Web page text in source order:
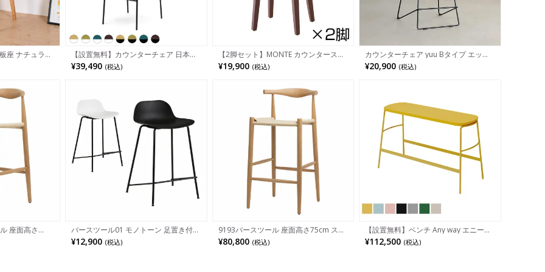
座 ナチュラル
チェア オシャ
【設置無料】カウンターチェア 日本製
プラス DC-WF 布張り ハイチェア 背も
たれ付き バーチェア おしゃれ ミーティ
¥39,490 (税込)
【2脚セット】MONTE カウンタースツ
ール 天然木 ソフトレザー 丸型 カウン
ターチェア
¥19,900 (税込)
カウンターチェア yuu Bタイプ エッグ
チェア 布張り ダイニングチェア おしゃ
れ ハイチェア CRASH クラッシュプロ
¥20,900 (税込)
座面高さ
デザイン レ
バースツール01 モノトーン 足置き付き
アジャスター付き ローバック ポリプロ
ピレン カウンターチェア バーチェア ハ
¥12,900 (税込)
9193バースツール 座面高さ75cm スカ
ンディナヴィアデザイン レッドオーク
ペーパーコードナチュラル 無垢材 足置
¥80,800 (税込)
【設置無料】ベンチ Any way エニーウ
エイ ハイベンチ ミーティングチェア カ
ウンターチェア 固定脚 背なし K01-
¥112,500 (税込)